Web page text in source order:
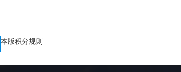
本版积分规则